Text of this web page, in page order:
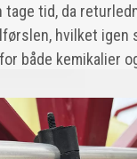
tage tid, da
hvilket igen
både kemikalier